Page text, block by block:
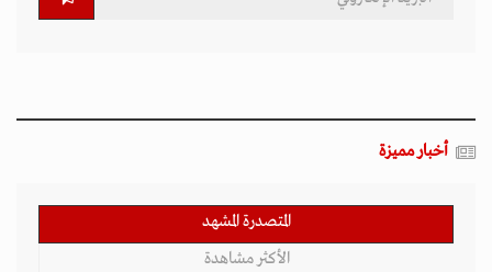
أخبار مميزة
المتصدرة المشهد
الأكثر مشاهدة